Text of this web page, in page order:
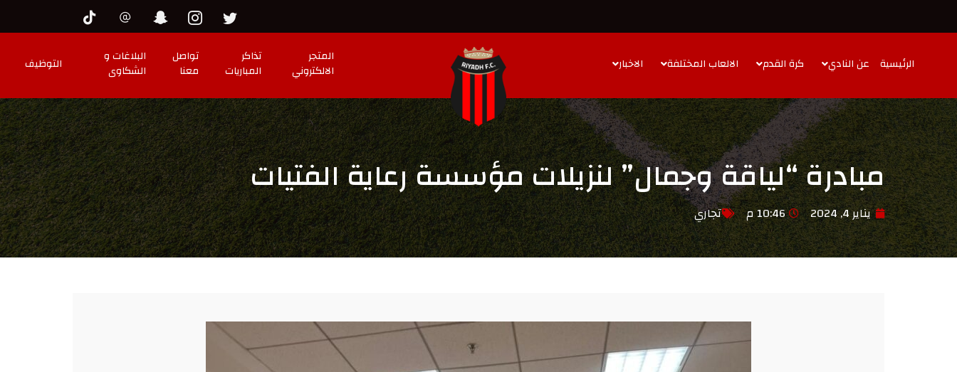
الرئيسية عن النادي كرة القدم الالعاب المختلفة الاخبار
المتجر
الالكتروني
تذاكر
المباريات
تواصل
معنا
البلاغات و
الشكاوى
التوظيف
مبادرة “لياقة وجمال” لنزيلات مؤسسة رعاية الفتيات
يناير 4, 2024 10:46 م تجاري